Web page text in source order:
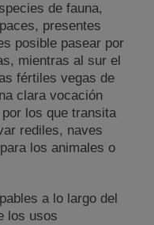
de fauna,
presentes
posible pasear por
mientras al sur el
fértiles vegas de
clara vocación
los que transita
rediles, naves
los animales o
a lo largo del
los usos